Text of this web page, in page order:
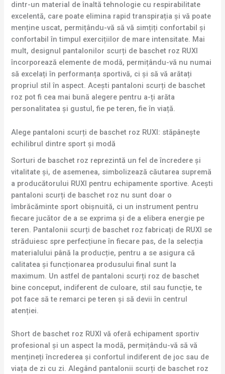
dintr-un material de înaltă tehnologie cu respirabilitate
excelentă, care poate elimina rapid transpirația și vă poate
menține uscat, permițându-vă să vă simțiți confortabil și
confortabil în timpul exercițiilor de mare intensitate. Mai
mult, designul pantalonilor scurți de baschet roz RUXI
încorporează elemente de modă, permițându-vă nu numai
să excelați în performanța sportivă, ci și să vă arătați
propriul stil în aspect. Acești pantaloni scurți de baschet
roz pot fi cea mai bună alegere pentru a-ți arăta
personalitatea și gustul, fie pe teren, fie în viață.
Alege pantaloni scurți de baschet roz RUXI: stăpânește
echilibrul dintre sport și modă
Sorturi de baschet roz reprezintă un fel de încredere și
vitalitate și, de asemenea, simbolizează căutarea supremă
a producătorului RUXI pentru echipamente sportive. Acești
pantaloni scurți de baschet roz nu sunt doar o
îmbrăcăminte sport obișnuită, ci un instrument pentru
fiecare jucător de a se exprima și de a elibera energie pe
teren. Pantalonii scurți de baschet roz fabricați de RUXI se
străduiesc spre perfecțiune în fiecare pas, de la selecția
materialului până la producție, pentru a se asigura că
calitatea și funcționarea produsului final sunt la
maximum. Un astfel de pantaloni scurți roz de baschet
bine conceput, indiferent de culoare, stil sau funcție, te
pot face să te remarci pe teren și să devii în centrul
atenției.
Short de baschet roz RUXI vă oferă echipament sportiv
profesional și un aspect la modă, permițându-vă să vă
mențineți încrederea și confortul indiferent de joc sau de
viața de zi cu zi. Alegând pantalonii scurți de baschet roz